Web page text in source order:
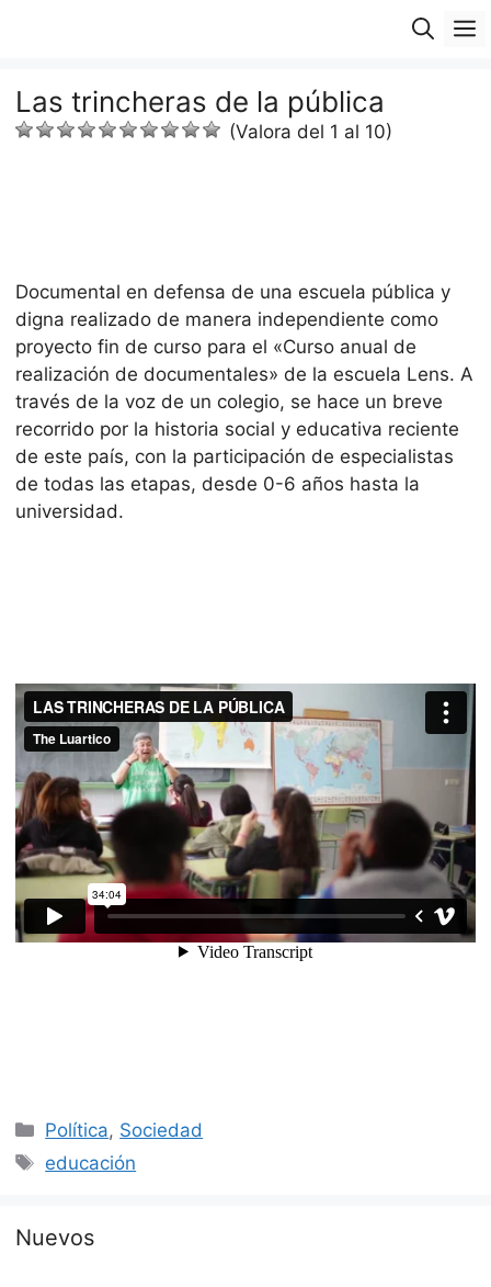
Las trincheras de la pública
(Valora del 1 al 10)
Documental en defensa de una escuela pública y
digna realizado de manera independiente como
proyecto fin de curso para el «Curso anual de
realización de documentales» de la escuela Lens. A
través de la voz de un colegio, se hace un breve
recorrido por la historia social y educativa reciente
de este país, con la participación de especialistas
de todas las etapas, desde 0-6 años hasta la
universidad.
Categorías
Política, Sociedad
Etiquetas
educación
Nuevos